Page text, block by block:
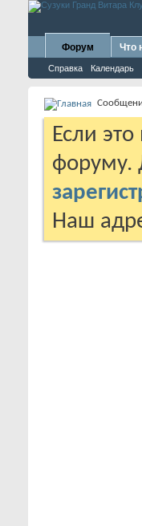
Форум
Справка Календарь
Что
Если
форуму.
Наш